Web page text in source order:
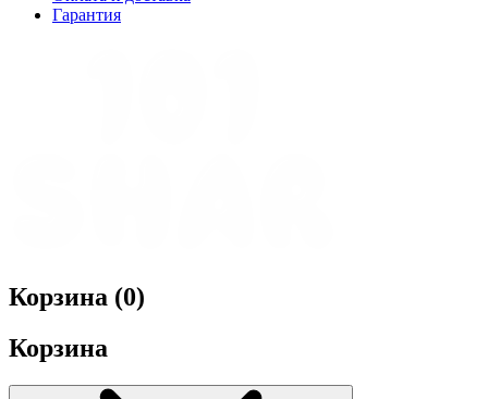
Гарантия
Корзина (0)
Корзина